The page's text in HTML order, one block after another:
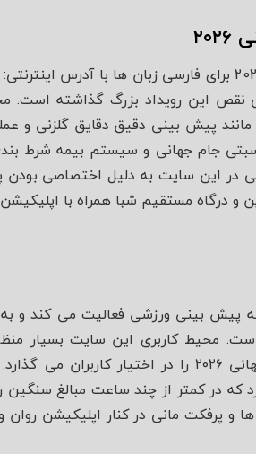
این رویداد بزرگ گذاشته است.
پیش‌ بینی دقیق دقایق گلزنی و
جام جهانی و سیستم بیمه شرط
این سایت به دلیل اختصاصی بودن
درگاه مستقیم شبا همراه با اپلیکیشن
پیش‌ بینی ورزشی فعالیت می‌ کند و
محیط کاربری این سایت بسیار
ابزارهای تحلیلی و آمارهای زنده‌ ای از تیم‌ های جام جهانی
در کمتر از چند ساعت مبالغ سنگین
و پرفکت مانی در کنار اپلیکیشن